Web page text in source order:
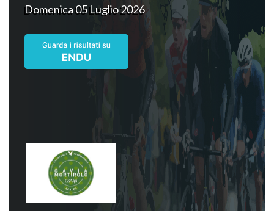
Domenica 05 Luglio 2026